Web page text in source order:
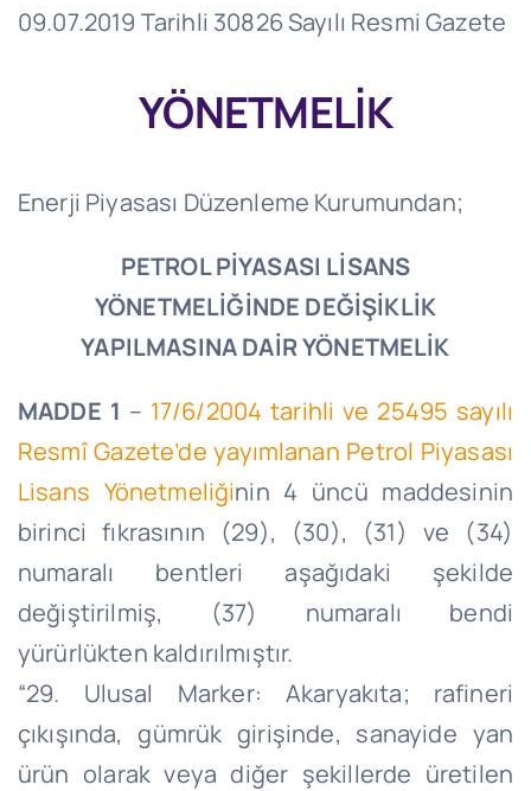
09.07.2019 Tarihli 30826 Sayılı Resmi Gazete
YÖNETMELİK
Enerji Piyasası Düzenleme Kurumundan;
PETROL PİYASASI LİSANS
YÖNETMELİĞİNDE DEĞİŞİKLİK
YAPILMASINA DAİR YÖNETMELİK
MADDE 1 – 17/6/2004 tarihli ve 25495 sayılı
Resmî Gazete’de yayımlanan Petrol Piyasası
Lisans Yönetmeliğinin 4 üncü maddesinin
birinci fıkrasının (29), (30), (31) ve (34)
numaralı bentleri aşağıdaki şekilde
değiştirilmiş, (37) numaralı bendi
yürürlükten kaldırılmıştır.
“29. Ulusal Marker: Akaryakıta; rafineri
çıkışında, gümrük girişinde, sanayide yan
ürün olarak veya diğer şekillerde üretilen